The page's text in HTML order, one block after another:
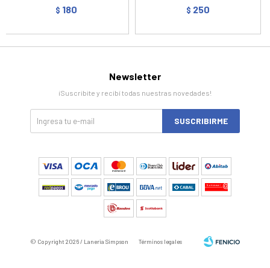
$ 180 $ 250
Newsletter
¡Suscribite y recibí todas nuestras novedades!
SUSCRIBIRME
© Copyright 2026 / Laneria Simpson Términos legales